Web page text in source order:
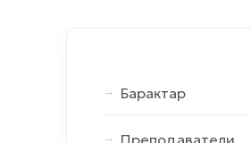
Барактар
Преподаватели